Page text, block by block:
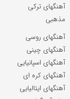
آهنگهای ترکی
مذهبی
آهنگهای روسی
آهنگهای چینی
آهنگهای اسپانیایی
آهنگهای کره ای
آهنگهای ایتالیایی